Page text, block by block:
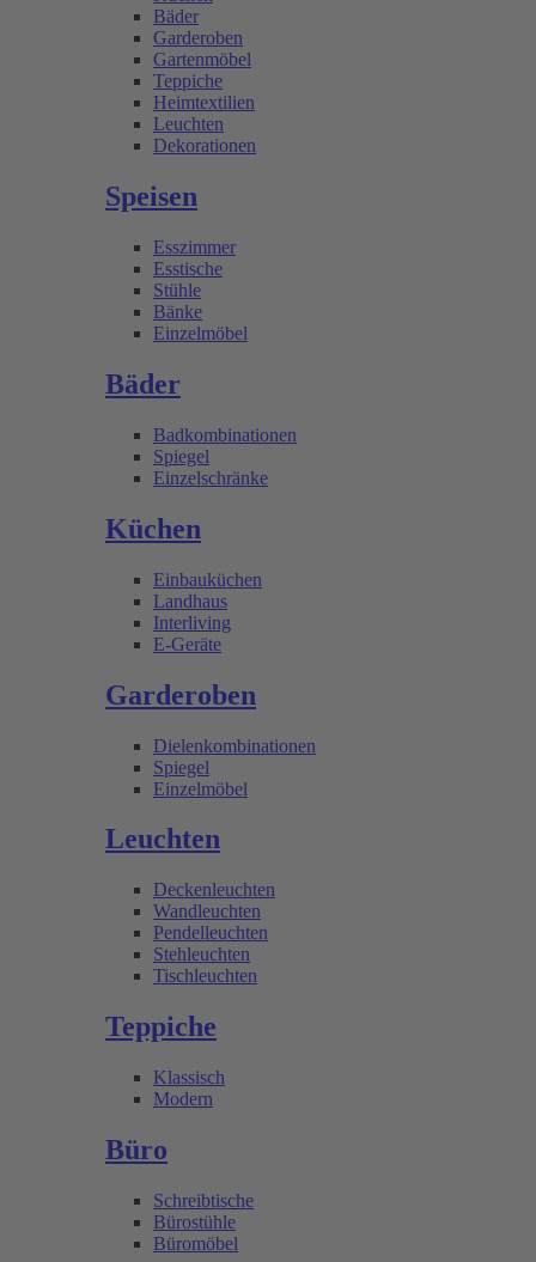
Bäder
Garderoben
Gartenmöbel
Teppiche
Heimtextilien
Leuchten
Dekorationen
Speisen
Esszimmer
Esstische
Stühle
Bänke
Einzelmöbel
Bäder
Badkombinationen
Spiegel
Einzelschränke
Küchen
Einbauküchen
Landhaus
Interliving
E-Geräte
Garderoben
Dielenkombinationen
Spiegel
Einzelmöbel
Leuchten
Deckenleuchten
Wandleuchten
Pendelleuchten
Stehleuchten
Tischleuchten
Teppiche
Klassisch
Modern
Büro
Schreibtische
Bürostühle
Büromöbel